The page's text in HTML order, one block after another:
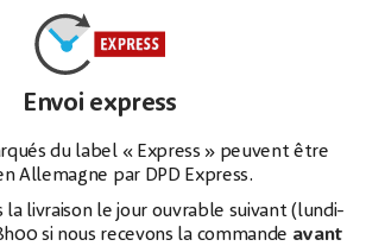
Envoi express
du label « Express » peuvent être
Allemagne par DPD Express.
la livraison le jour ouvrable suivant (lundi-
si nous recevons la commande avant